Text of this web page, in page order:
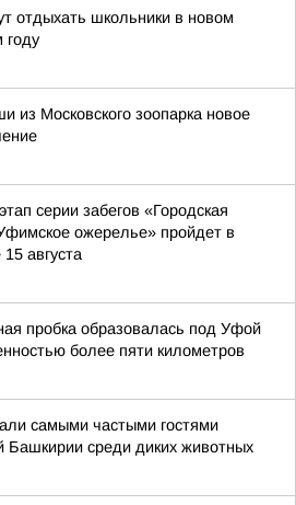
отдыхать школьники в новом
году
из Московского зоопарка новое
серии забегов «Городская
ожерелье» пройдет в
августа
пробка образовалась под Уфой
более пяти километров
самыми частыми гостями
Башкирии среди диких животных